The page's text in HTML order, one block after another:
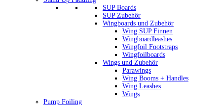
SUP Boards
SUP Zubehör
Wingboards und Zubehör
Wing SUP Finnen
Wingboardleashes
Wingfoil Footstraps
Wingfoilboards
Wings und Zubehör
Parawings
Wing Booms + Handles
Wing Leashes
Wings
Pump Foiling